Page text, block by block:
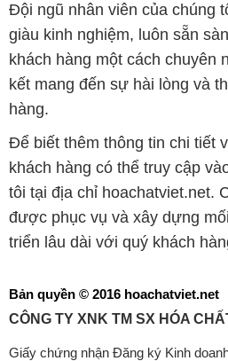
Đội ngũ nhân viên của chúng
giàu kinh nghiệm, luôn sẵn
khách hàng một cách chuyên
kết mang đến sự hài lòng và
hàng.
Để biết thêm thông tin chi tiết
khách hàng có thể truy cập
tôi tại địa chỉ hoachatviet.net.
được phục vụ và xây dựng
triển lâu dài với quý khách
Bản quyền © 2016 hoachatviet.net
CÔNG TY XNK TM SX HÓA
Giấy chứng nhận Đăng ký Kinh